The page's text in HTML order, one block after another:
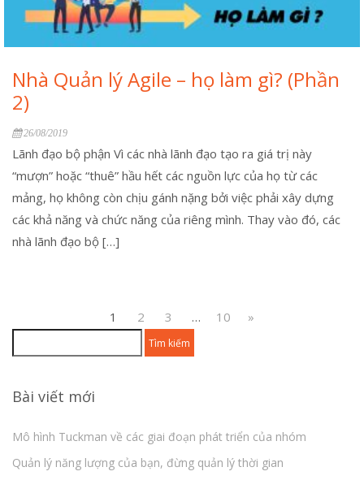
Nhà Quản lý Agile – họ làm gì? (Phần
2)
26/08/2019
Lãnh đạo bộ phận Vì các nhà lãnh đạo tạo ra giá trị này
“mượn” hoặc “thuê” hầu hết các nguồn lực của họ từ các
mảng, họ không còn chịu gánh nặng bởi việc phải xây dựng
các khả năng và chức năng của riêng mình. Thay vào đó, các
nhà lãnh đạo bộ […]
1 2 3 … 10 »
kiếm
Bài viết mới
Mô hình Tuckman về các giai đoạn phát triển của nhóm
Quản lý năng lượng của bạn, đừng quản lý thời gian